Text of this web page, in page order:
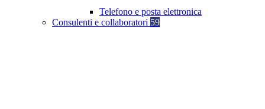
Telefono e posta elettronica
Consulenti e collaboratori 59